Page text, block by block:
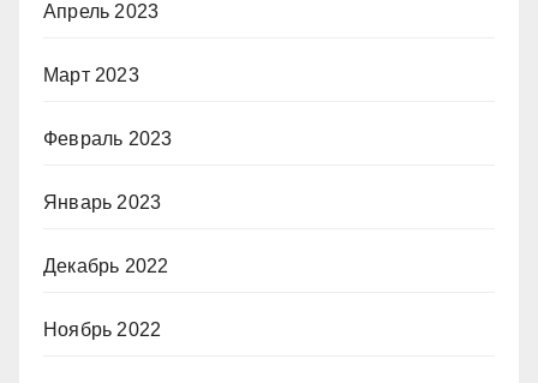
Апрель 2023
Март 2023
Февраль 2023
Январь 2023
Декабрь 2022
Ноябрь 2022